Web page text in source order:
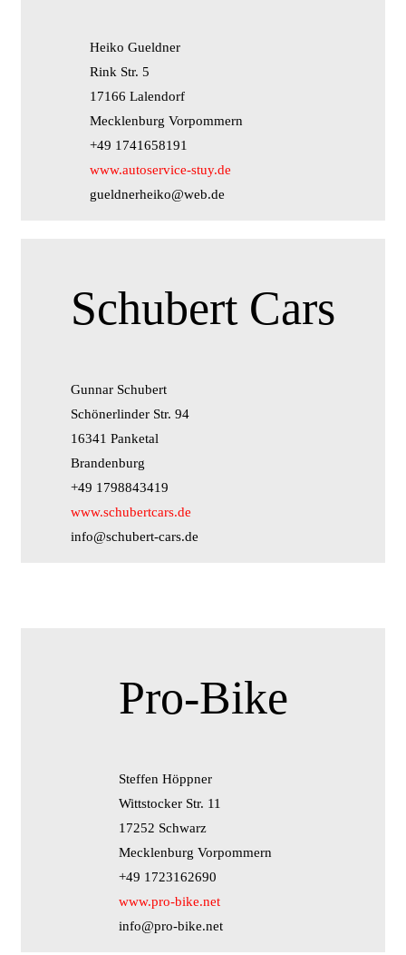
Heiko Gueldner
Rink Str. 5
17166 Lalendorf
Mecklenburg Vorpommern
+49 1741658191
www.autoservice-stuy.de
gueldnerheiko@web.de
Schubert Cars
Gunnar Schubert
Schönerlinder Str. 94
16341 Panketal
Brandenburg
+49 1798843419
www.schubertcars.de
info@schubert-cars.de
Pro-Bike
Steffen Höppner
Wittstocker Str. 11
17252 Schwarz
Mecklenburg Vorpommern
+49 1723162690
www.pro-bike.net
info@pro-bike.net